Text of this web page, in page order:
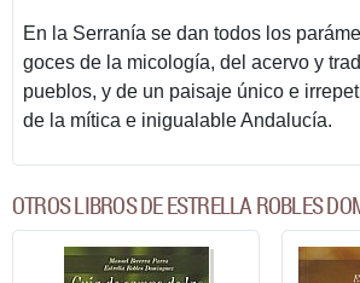
En la Serranía se dan todos los
goces de la micología, del acervo y
pueblos, y de un paisaje único e
de la mítica e inigualable Andalucía.
OTROS LIBROS DE ESTRELLA ROBLES